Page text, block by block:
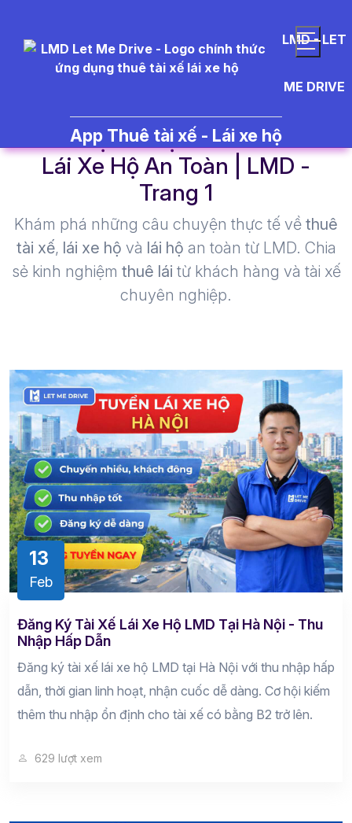
LMD - LET
ME DRIVE
App Thuê tài xế - Lái xe hộ
lái xe hộ Hà Nội - Thuê Tài Xế
Lái Xe Hộ An Toàn | LMD -
Trang 1​
Khám phá những câu chuyện thực tế về thuê
tài xế, lái xe hộ và lái hộ an toàn từ LMD. Chia
sẻ kinh nghiệm thuê lái từ khách hàng và tài xế
chuyên nghiệp.
13
Feb
Đăng Ký Tài Xế Lái Xe Hộ LMD Tại Hà Nội - Thu
Nhập Hấp Dẫn
Đăng ký tài xế lái xe hộ LMD tại Hà Nội với thu nhập hấp
dẫn, thời gian linh hoạt, nhận cuốc dễ dàng. Cơ hội kiếm
thêm thu nhập ổn định cho tài xế có bằng B2 trở lên.
629 lượt xem